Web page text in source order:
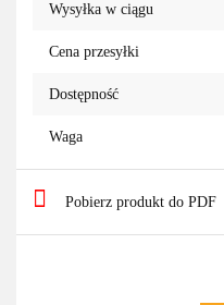
Wysyłka w ciągu
Cena przesyłki
Dostępność
Waga
Pobierz produkt do PDF